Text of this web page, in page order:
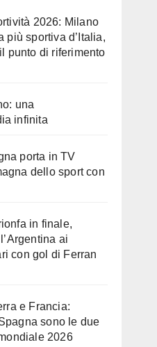
2026: Milano
più sportiva d’Italia,
punto di riferimento
una
infinita
porta in TV
dello sport con
in finale,
ai
con gol di Ferran
e Francia:
sono le due
2026